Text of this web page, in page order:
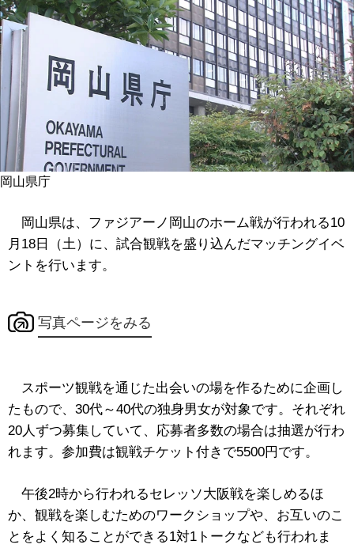
岡山県庁
岡山県は、ファジアーノ岡山のホーム戦が行われる10
月18日（土）に、試合観戦を盛り込んだマッチングイベ
ントを行います。
写真ページをみる
スポーツ観戦を通じた出会いの場を作るために企画し
たもので、30代～40代の独身男女が対象です。それぞれ
20人ずつ募集していて、応募者多数の場合は抽選が行わ
れます。参加費は観戦チケット付きで5500円です。
午後2時から行われるセレッソ大阪戦を楽しめるほ
か、観戦を楽しむためのワークショップや、お互いのこ
とをよく知ることができる1対1トークなども行われま